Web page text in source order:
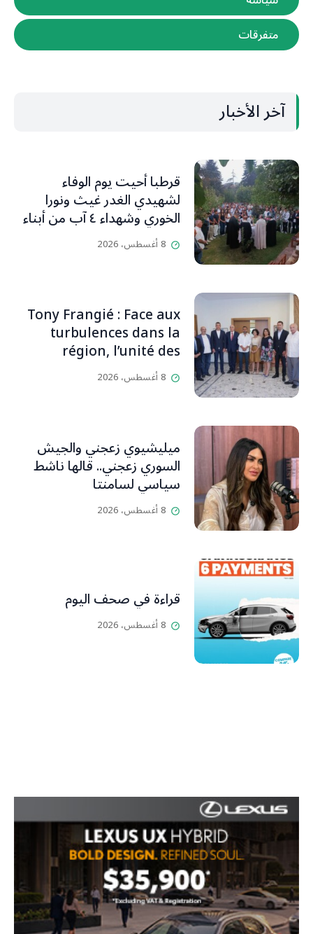
متفرقات
آخر الأخبار
قرطبا أحيت يوم الوفاء
لشهيدي الغدر غيث ونورا
الخوري وشهداء ٤ آب من أبناء
البلدة.. كارين الخوري افرام: لقد
كان بيتنا، بوجود والدي، ينبض
إقفاله لكنه لم يستطع لأنه
بيت رسالة وتاريخ وإيمان وقيم
مستمرة (صور وVideo)
8 أغسطس، 2026
Tony Frangié : Face aux
turbulences dans la
région, l’unité des
Libanais est primordiale
L’OLJ / Par Scarlett
8 أغسطس، 2026
ميليشيوي زعجني والجيش
السوري زعجني.. قالها ناشط
سياسي لسامنتا
8 أغسطس، 2026
قراءة في صحف اليوم
8 أغسطس، 2026